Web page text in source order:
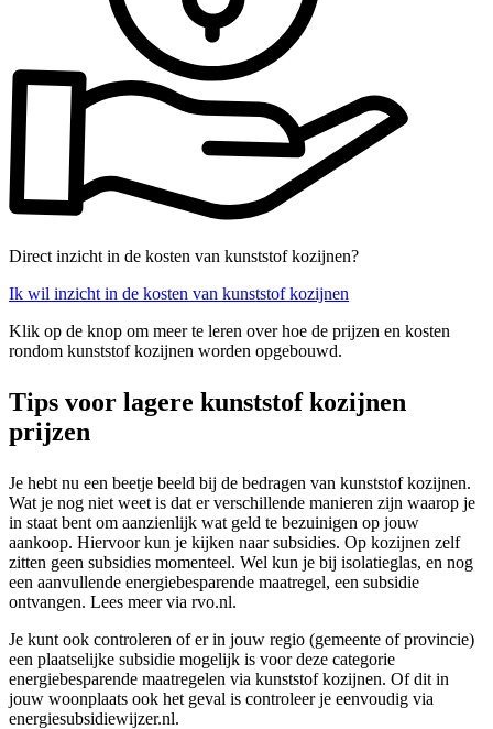
Direct inzicht in de kosten van kunststof kozijnen?
Ik wil inzicht in de kosten van kunststof kozijnen
Klik op de knop om meer te leren over hoe de prijzen en kosten
rondom kunststof kozijnen worden opgebouwd.
Tips voor lagere kunststof kozijnen
prijzen
Je hebt nu een beetje beeld bij de bedragen van kunststof kozijnen.
Wat je nog niet weet is dat er verschillende manieren zijn waarop je
in staat bent om aanzienlijk wat geld te bezuinigen op jouw
aankoop. Hiervoor kun je kijken naar subsidies. Op kozijnen zelf
zitten geen subsidies momenteel. Wel kun je bij isolatieglas, en nog
een aanvullende energiebesparende maatregel, een subsidie
ontvangen. Lees meer via rvo.nl.
Je kunt ook controleren of er in jouw regio (gemeente of provincie)
een plaatselijke subsidie mogelijk is voor deze categorie
energiebesparende maatregelen via kunststof kozijnen. Of dit in
jouw woonplaats ook het geval is controleer je eenvoudig via
energiesubsidiewijzer.nl.